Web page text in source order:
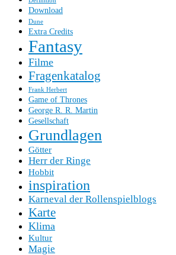
Download
Dune
Extra Credits
Fantasy
Filme
Fragenkatalog
Frank Herbert
Game of Thrones
George R. R. Martin
Gesellschaft
Grundlagen
Götter
Herr der Ringe
Hobbit
inspiration
Karneval der Rollenspielblogs
Karte
Klima
Kultur
Magie